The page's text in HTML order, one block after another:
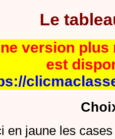
Le
version plus
est
en jaune les